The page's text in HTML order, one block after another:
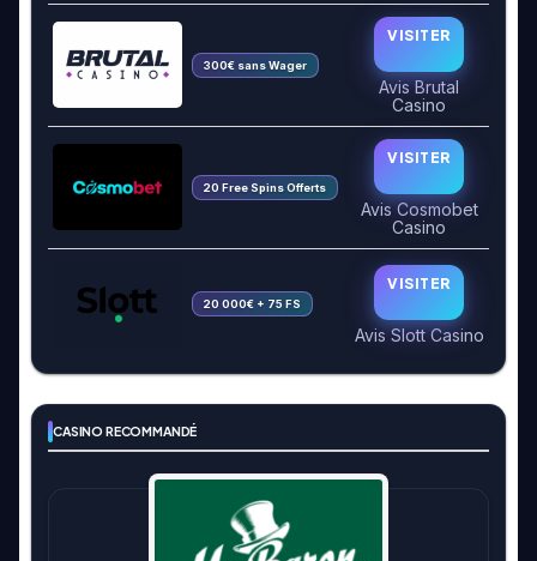
300€ sans Wager
VISITER
Avis Brutal
Casino
20 Free Spins Offerts
VISITER
Avis Cosmobet
Casino
20 000€ + 75 FS
VISITER
Avis Slott Casino
CASINO RECOMMANDÉ